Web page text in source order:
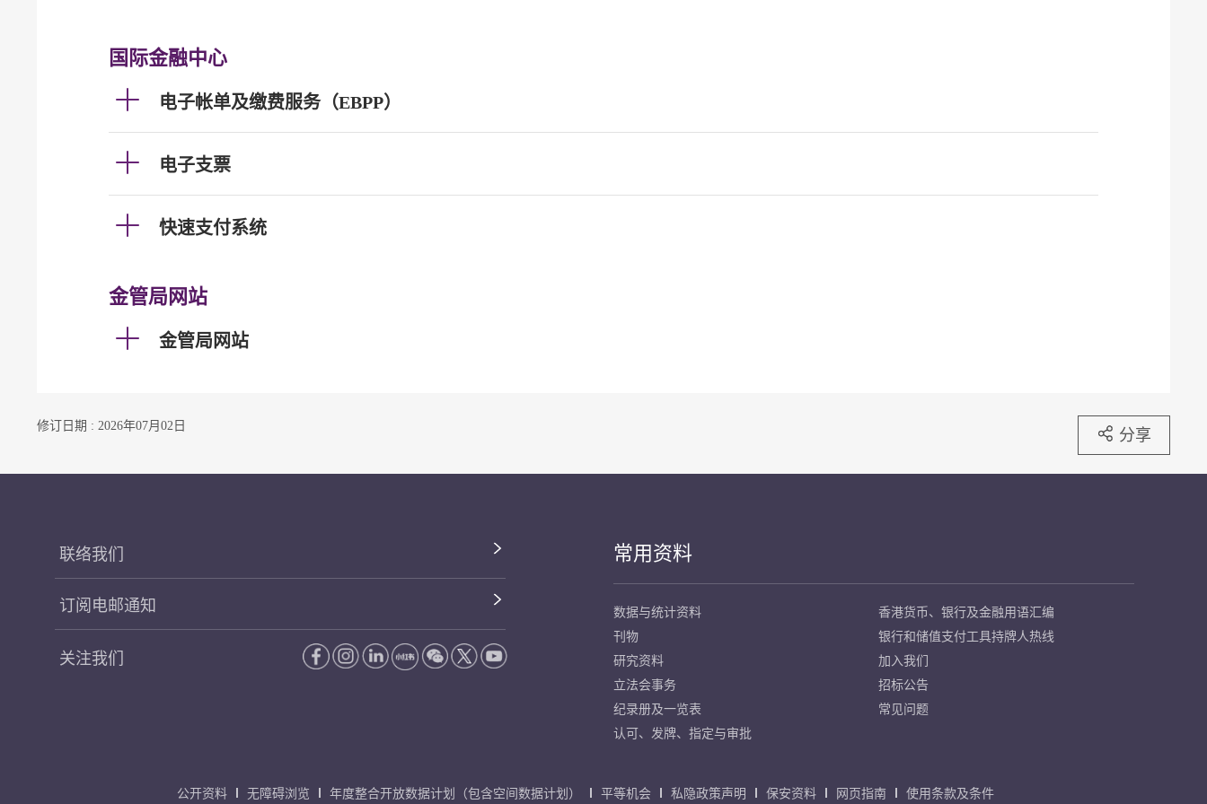
国际金融中心
电子帐单及缴费服务（EBPP）
电子支票
快速支付系统
金管局网站
金管局网站
修订日期 : 2026年07月02日 分享
联络我们
订阅电邮通知
关注我们
常用资料
数据与统计资料
刊物
研究资料
立法会事务
纪录册及一览表
认可、发牌、指定与审批
香港货币、银行及金融用语汇编
银行和储值支付工具持牌人热线
加入我们
招标公告
常见问题
公开资料 无障碍浏览 年度整合开放数据计划（包含空间数据计划） 平等机会 私隐政策声明 保安资料 网页指南 使用条款及条件